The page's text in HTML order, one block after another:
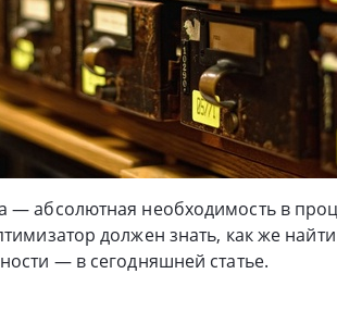
— абсолютная необходимость в
должен знать, как же
— в сегодняшней статье.